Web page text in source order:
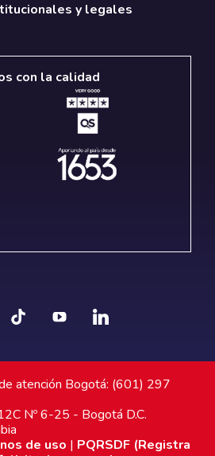
y legales
con la calidad
atención Bogotá: (601) 297
Nº 6-25 - Bogotá D.C.
de uso | PQRSDF (Registra